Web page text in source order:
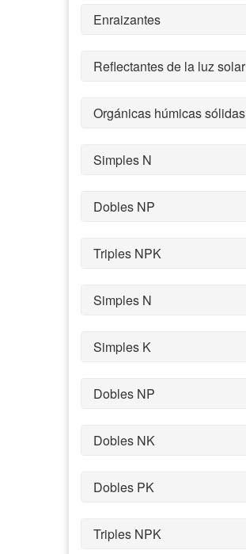
Enraizantes
Reflectantes de la luz solar
Orgánicas húmicas sólidas
Simples N
Dobles NP
Triples NPK
Simples N
Simples K
Dobles NP
Dobles NK
Dobles PK
Triples NPK